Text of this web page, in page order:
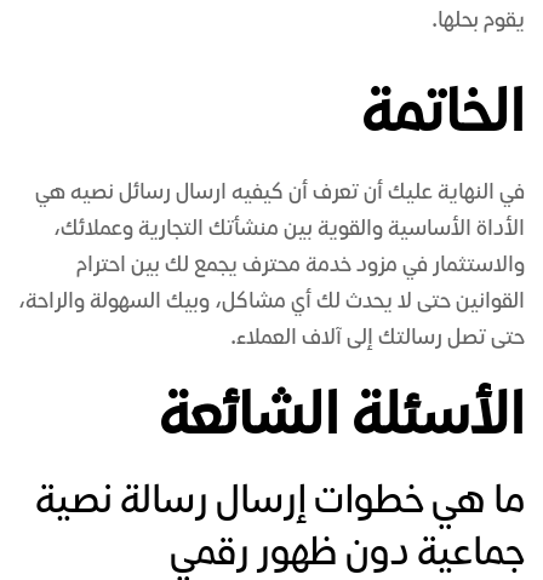
يقوم بحلها.
الخاتمة
في النهاية عليك أن تعرف أن كيفيه ارسال رسائل نصيه هي
الأداة الأساسية والقوية بين منشأتك التجارية وعملائك،
والاستثمار في مزود خدمة محترف يجمع لك بين احترام
القوانين حتى لا يحدث لك أي مشاكل، وبيك السهولة والراحة،
حتى تصل رسالتك إلى آلاف العملاء.
الأسئلة الشائعة
ما هي خطوات إرسال رسالة نصية
جماعية دون ظهور رقمي